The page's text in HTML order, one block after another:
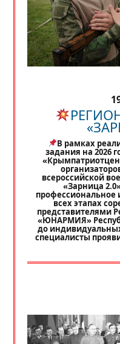
В рамках
задания на 2026
всероссийской
«Зарница
профессиональное
всех этапах
представителями
«ЮНАРМИЯ»
до
специалисты